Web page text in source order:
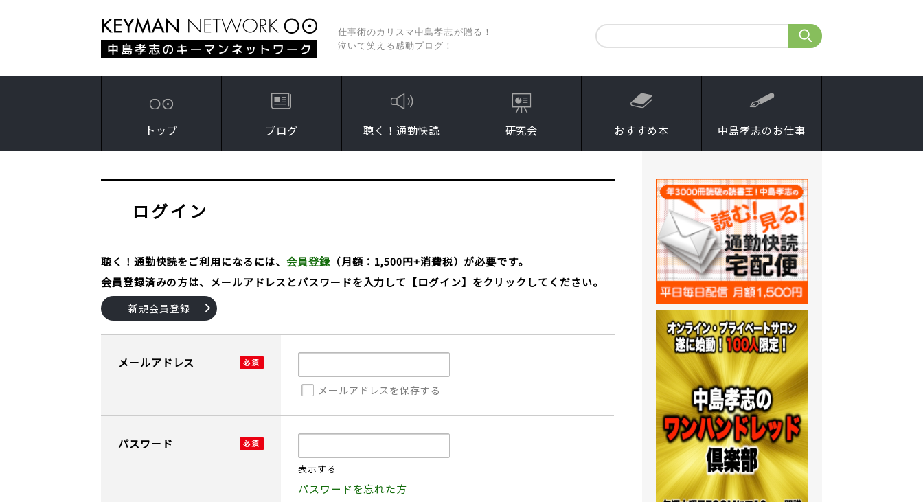
仕事術のカリスマ中島孝志が贈る！
泣いて笑える感動ブログ！
トップ ブログ 聴く！通勤快読 研究会 おすすめ本 中島孝志のお仕事
ログイン
聴く！通勤快読をご利用になるには、会員登録（月額：1,500円+消費税）が必要です。
会員登録済みの方は、メールアドレスとパスワードを入力して【ログイン】をクリックしてください。
新規会員登録
メールアドレス
メールアドレスを保存する
パスワード
表示する
パスワードを忘れた方